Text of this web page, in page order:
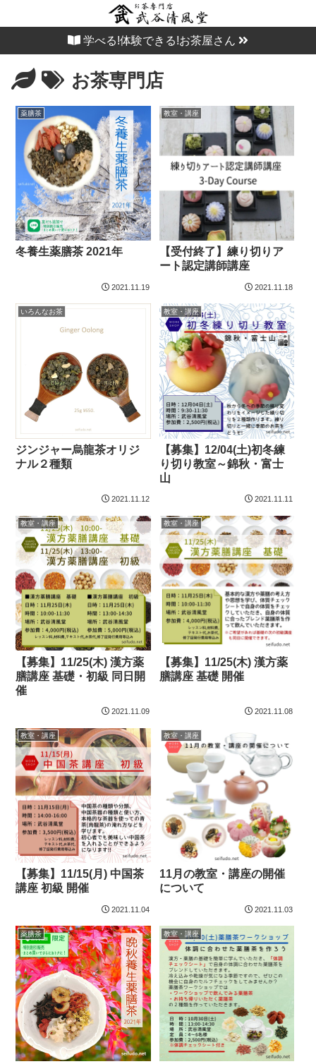
学べる!体験できる!お茶屋さん
お茶専門店
薬膳茶
冬養生薬膳茶 2021年
2021.11.19
教室・講座
【受付終了】練り切りア
ート認定講師講座
2021.11.18
いろんなお茶
ジンジャー烏龍茶オリジ
ナル２種類
2021.11.12
教室・講座
【募集】12/04(土)初冬練
り切り教室～錦秋・富士
山
2021.11.11
教室・講座
【募集】11/25(木) 漢方薬
膳講座 基礎・初級 同日開
催
2021.11.09
教室・講座
【募集】11/25(木) 漢方薬
膳講座 基礎 開催
2021.11.08
教室・講座
【募集】11/15(月) 中国茶
講座 初級 開催
2021.11.04
教室・講座
11月の教室・講座の開催
について
2021.11.03
薬膳茶 教室・講座